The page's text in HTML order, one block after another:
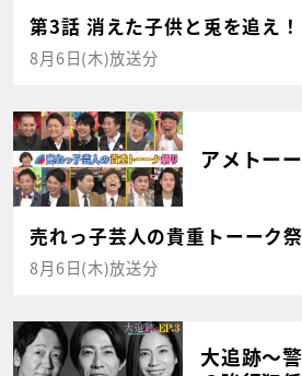
第3話 消えた子供と兎を追え！
8月6日(木)放送分
アメトー
売れっ子芸人の貴重トーーク
8月6日(木)放送分
大追跡～